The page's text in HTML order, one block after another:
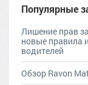
Популярные
Лишение прав
новые правила
водителей
Обзор Ravon